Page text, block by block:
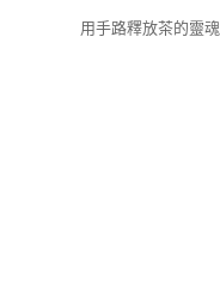
用手路釋放茶的靈魂